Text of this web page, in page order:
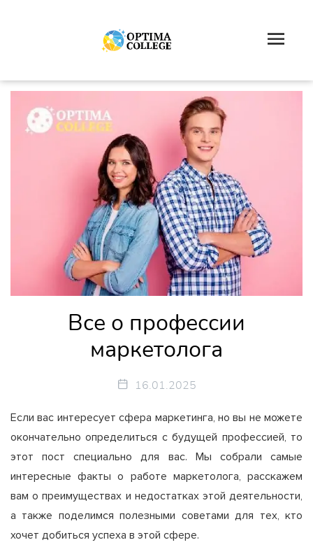
Все о профессии
маркетолога
16.01.2025
Если вас интересует сфера маркетинга, но вы не можете
окончательно определиться с будущей профессией, то
этот пост специально для вас. Мы собрали самые
интересные факты о работе маркетолога, расскажем
вам о преимуществах и недостатках этой деятельности,
а также поделимся полезными советами для тех, кто
хочет добиться успеха в этой сфере.